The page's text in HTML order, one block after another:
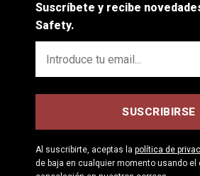
Suscríbete y recibe
Safety.
Al suscribirte, aceptas la política de
de baja en cualquier momento usando el